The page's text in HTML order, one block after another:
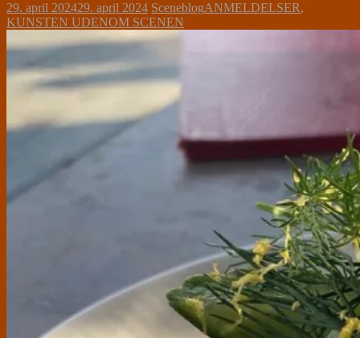
29. april 202429. april 2024 SceneblogANMELDELSER,
KUNSTEN UDENOM SCENEN